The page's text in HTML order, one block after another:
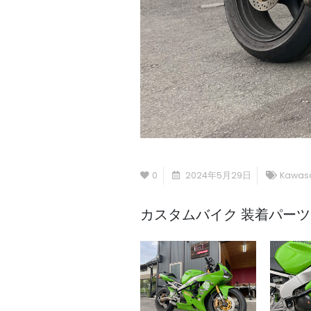
0 2024年5月29日
カスタムバイク 装着パーツ